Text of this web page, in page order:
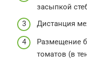
засыпкой
Дистанция
Размещение
томатов (в